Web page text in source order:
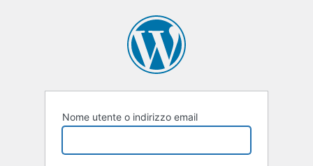
Nome utente o indirizzo email